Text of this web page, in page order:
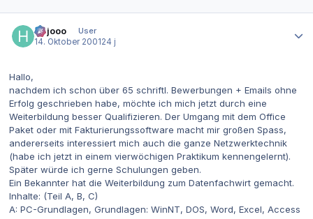
Hajooo
User
14. Oktober 2001 24 j
Hallo,
nachdem ich schon über 65 schriftl. Bewerbungen + Emails ohne
Erfolg geschrieben habe, möchte ich mich jetzt durch eine
Weiterbildung besser Qualifizieren. Der Umgang mit dem Office
Paket oder mit Fakturierungssoftware macht mir großen Spass,
andererseits interessiert mich auch die ganze Netzwerktechnik
(habe ich jetzt in einem vierwöchigen Praktikum kennengelernt).
Später würde ich gerne Schulungen geben.
Ein Bekannter hat die Weiterbildung zum Datenfachwirt gemacht.
Inhalte: (Teil A, B, C)
A: PC-Grundlagen, Grundlagen: WinNT, DOS, Word, Excel, Access